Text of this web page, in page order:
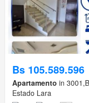
Bs 105.589.596
Apartamento in
Estado Lara